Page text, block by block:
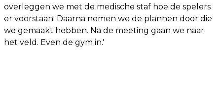
overleggen we met de medische staf hoe de spelers
er voorstaan. Daarna nemen we de plannen door die
we gemaakt hebben. Na de meeting gaan we naar
het veld. Even de gym in.'